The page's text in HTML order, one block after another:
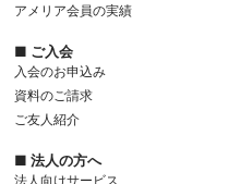
アメリア会員の実績
■ ご入会
入会のお申込み
資料のご請求
ご友人紹介
■ 法人の方へ
法人向けサービス